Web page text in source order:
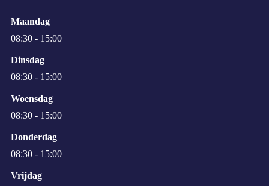
Maandag
08:30 - 15:00
Dinsdag
08:30 - 15:00
Woensdag
08:30 - 15:00
Donderdag
08:30 - 15:00
Vrijdag